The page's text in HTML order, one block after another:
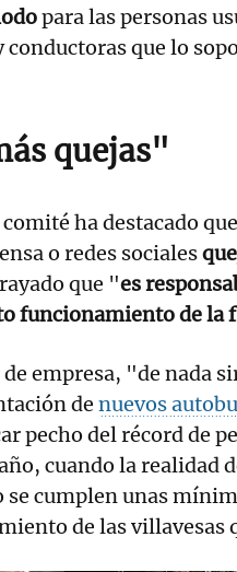
para las personas
conductoras que lo
quejas"
ha destacado
o redes sociales
que "es
funcionamiento de la
empresa, "de nada
de nuevos
pecho del récord de
cuando la realidad
cumplen unas
de las villavesas